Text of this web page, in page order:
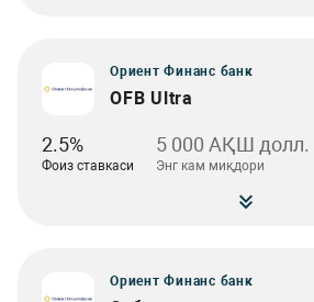
Ориент Финанс банк
OFB Ultra
2.5%
Фоиз ставкаси
5 000 АҚШ долл.
Энг кам миқдори
Ориент Финанс банк